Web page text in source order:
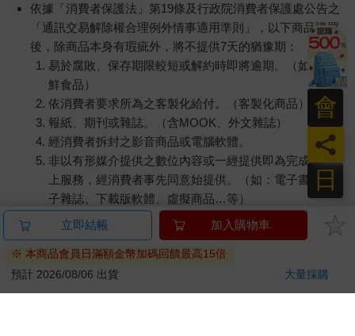
依據「消費者保護法」第19條及行政院消費者保護處公告之
「通訊交易解除權合理例外情事適用準則」，以下商品購買
後，除商品本身有瑕疵外，將不提供7天的猶豫期：
易於腐敗、保存期限較短或解約時即將逾期。（如：生
鮮食品）
依消費者要求所為之客製化給付。（客製化商品）
報紙、期刊或雜誌。（含MOOK、外文雜誌）
經消費者拆封之影音商品或電腦軟體。
非以有形媒介提供之數位內容或一經提供即為完成之線
上服務，經消費者事先同意始提供。（如：電子書、電
子雜誌、下載版軟體、虛擬商品…等）
已拆封之個人衛生用品。（如：內衣褲、刮鬍刀、除毛
刀…等）
若非上列種類商品，均享有到貨7天的猶豫期（含例假
日）。
辦理退換貨時，商品（組合商品恕無法接受單獨退貨）必須
立即結帳 加入購物車
※ 本商品會員日滿額金幣加碼回饋最高15倍
預計 2026/08/06 出貨
大量採購
日
員
會